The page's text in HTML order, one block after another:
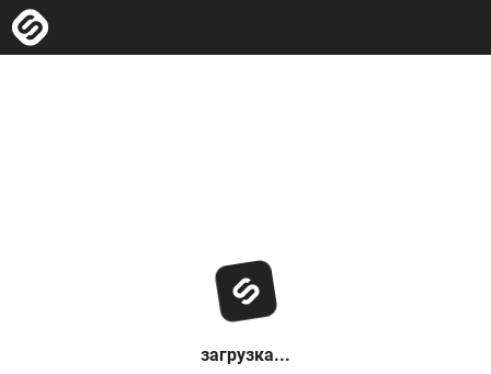
загрузка...